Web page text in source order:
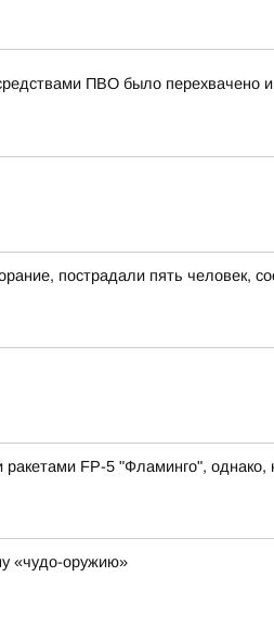
ПВО было перехвачено
пострадали пять человек,
FP-5 "Фламинго",
«чудо-оружию»